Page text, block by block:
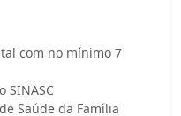
com no mínimo 7
SINASC
Saúde da Família